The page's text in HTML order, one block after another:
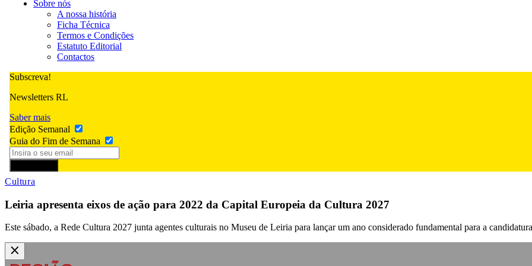
Sobre nós
A nossa história
Ficha Técnica
Termos e Condições
Estatuto Editorial
Contactos
Subscreva!
Newsletters RL
Saber mais
Edição Semanal
Guia do Fim de Semana
Cultura
Leiria apresenta eixos de ação para 2022 da Capital Europeia da Cultura 2027
Este sábado, a Rede Cultura 2027 junta agentes culturais no Museu de Leiria para lançar um ano considerado fundamental para a